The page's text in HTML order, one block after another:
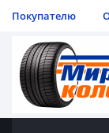
Покупателю